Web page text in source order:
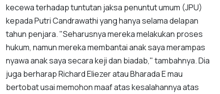
kecewa terhadap tuntutan jaksa penuntut umum (JPU)
kepada Putri Candrawathi yang hanya selama delapan
tahun penjara. "Seharusnya mereka melakukan proses
hukum, namun mereka membantai anak saya merampas
nyawa anak saya secara keji dan biadab," tambahnya. Dia
juga berharap Richard Eliezer atau Bharada E mau
bertobat usai memohon maaf atas kesalahannya atas